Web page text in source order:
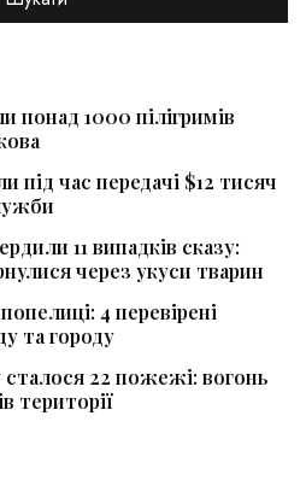
1000 пілігримів
під час передачі $12 тисяч
11 випадків сказу:
через укуси тварин
4 перевірені
та городу
сталося 22 пожежі: вогонь
території